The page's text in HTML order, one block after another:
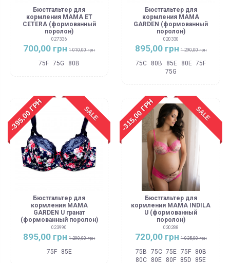
Бюстгальтер для
кормления MAMA ET
CETERA (формованный
поролон)
027336
700,00 грн 1 010,00 грн
75F 75G 80B
Бюстгальтер для
кормления MAMA
GARDEN (формованный
поролон)
020330
895,00 грн 1 290,00 грн
75C 80B 85E 80E 75F
75G
SALE
-395,00 ГРН
Бюстгальтер для
кормления MAMA
GARDEN U гранат
(формованный поролон)
023990
895,00 грн 1 290,00 грн
75F 85E
SALE
-315,00 ГРН
Бюстгальтер для
кормления MAMA INDILA
U (формованный
поролон)
030288
720,00 грн 1 035,00 грн
75B 75C 75E 75F
80B
80C
80E 80F 85D 85E